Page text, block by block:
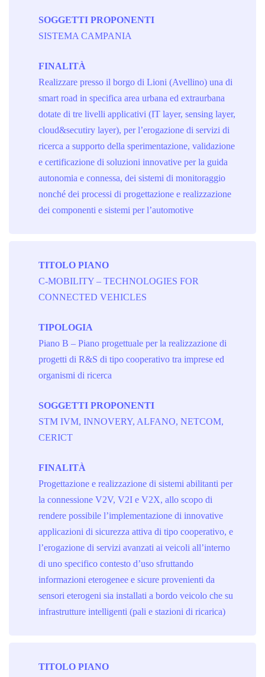
SOGGETTI PROPONENTI
SISTEMA CAMPANIA
FINALITÀ
Realizzare presso il borgo di Lioni (Avellino) una di
smart road in specifica area urbana ed extraurbana
dotate di tre livelli applicativi (IT layer, sensing layer,
cloud&secutiry layer), per l’erogazione di servizi di
ricerca a supporto della sperimentazione, validazione
e certificazione di soluzioni innovative per la guida
autonomia e connessa, dei sistemi di monitoraggio
nonché dei processi di progettazione e realizzazione
dei componenti e sistemi per l’automotive
TITOLO PIANO
C-MOBILITY – TECHNOLOGIES FOR
CONNECTED VEHICLES
TIPOLOGIA
Piano B – Piano progettuale per la realizzazione di
progetti di R&S di tipo cooperativo tra imprese ed
organismi di ricerca
SOGGETTI PROPONENTI
STM IVM, INNOVERY, ALFANO, NETCOM,
CERICT
FINALITÀ
Progettazione e realizzazione di sistemi abilitanti per
la connessione V2V, V2I e V2X, allo scopo di
rendere possibile l’implementazione di innovative
applicazioni di sicurezza attiva di tipo cooperativo, e
l’erogazione di servizi avanzati ai veicoli all’interno
di uno specifico contesto d’uso sfruttando
informazioni eterogenee e sicure provenienti da
sensori eterogeni sia installati a bordo veicolo che su
infrastrutture intelligenti (pali e stazioni di ricarica)
TITOLO PIANO